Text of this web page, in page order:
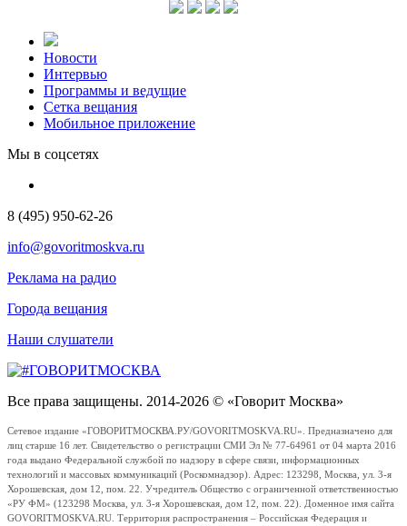
Новости
Интервью
Программы и ведущие
Сетка вещания
Мобильное приложение
Мы в соцсетях
8 (495) 950-62-26
info@govoritmoskva.ru
Реклама на радио
Города вещания
Наши слушатели
Все права защищены. 2014-2026 © «Говорит Москва»
Сетевое издание «ГОВОРИТМОСКВА.РУ/GOVORITMOSKVA.RU». Предназначено для
лиц старше 16 лет. Свидетельство о регистрации СМИ Эл № 77-64961 от 04 марта 2016
года выдано Федеральной службой по надзору в сфере связи, информационных
технологий и массовых коммуникаций (Роскомнадзор). Адрес: 123298, Москва, ул. 3-я
Хорошевская, дом 12, пом. 22. Учредитель Общество с ограниченной ответственностью
«РУ ФМ» (123298 Москва, ул. 3-я Хорошевская, дом 12, пом. 22). Доменное имя сайта
GOVORITMOSKVA.RU. Территория распространения – Российская Федерация и